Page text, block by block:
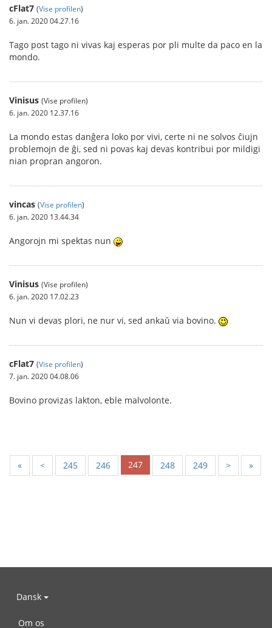
cFlat7 (Vise profilen)
6. jan. 2020 04.27.16
Tago post tago ni vivas kaj esperas por pli multe da paco en la
mondo.
Vinisus (Vise profilen)
6. jan. 2020 12.37.16
La mondo estas danĝera loko por vivi, certe ni ne solvos ĉiujn
problemojn de ĝi, sed ni povas kaj devas kontribui por mildigi
nian propran angoron.
vincas (Vise profilen)
6. jan. 2020 13.44.34
Angorojn mi spektas nun
Vinisus (Vise profilen)
6. jan. 2020 17.02.23
Nun vi devas plori, ne nur vi, sed ankaŭ via bovino.
cFlat7 (Vise profilen)
7. jan. 2020 04.08.06
Bovino provizas lakton, eble malvolonte.
« < 245 246 247 248 249 > »
Dansk
Om os